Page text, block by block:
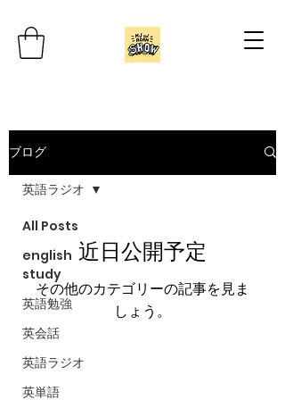
ブログ
All Posts
english
study
英語勉強
英会話
英語ラジオ
英単語
英語ラジオ
近日公開予定
その他のカテゴリーの記事を見ま
しょう。